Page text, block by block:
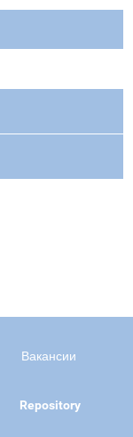
Вакансии
Repository